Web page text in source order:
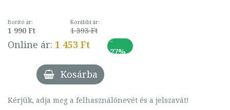
Borító ár:
1 990 Ft
Korábbi ár:
1 393 Ft
Online ár: 1 453 Ft
-
27%
Kosárba
Kérjük, adja meg a felhasználónevét és a jelszavát!